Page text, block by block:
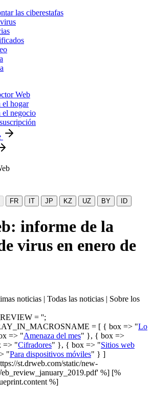
las ciberestafas
Web
el hogar
el negocio
FR IT JP KZ UZ BY ID
informe de la
virus en enero de
noticias | Todas las noticias | Sobre los
= '';
= [ { box => "Lo
=> "Amenaza del mes" }, { box =>
=> "Cifradores" }, { box => "Sitios web
"Para dispositivos móviles" } ]
st.drweb.com/static/new-
%] [%
%]